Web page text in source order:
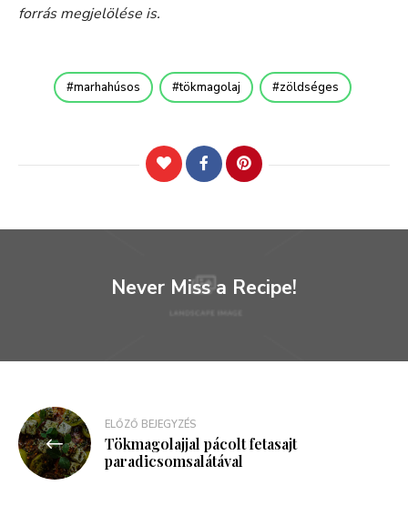
forrás megjelölése is.
marhahúsos tökmagolaj zöldséges
Never Miss a Recipe!
Bejegyzés
navigáció
ELŐZŐ BEJEGYZÉS
Tökmagolajjal pácolt fetasajt
paradicsomsalátával